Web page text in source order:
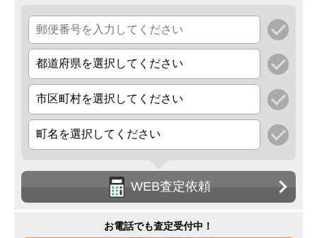
WEB査定依頼
お電話でも査定受付中！